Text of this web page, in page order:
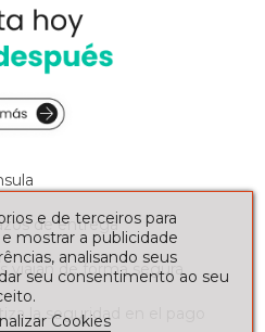
de entrega
viajan de forma segura
la seguridad en el pago
e de terceiros para
mostrar a publicidade
analisando seus
seu consentimento ao seu
Cookies